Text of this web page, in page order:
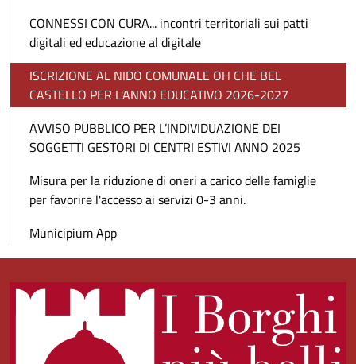
CONNESSI CON CURA... incontri territoriali sui patti
digitali ed educazione al digitale
ISCRIZIONE AL NIDO COMUNALE OH CHE BEL
CASTELLO PER L'ANNO EDUCATIVO 2026-2027
AVVISO PUBBLICO PER L’INDIVIDUAZIONE DEI
SOGGETTI GESTORI DI CENTRI ESTIVI ANNO 2025
Misura per la riduzione di oneri a carico delle famiglie
per favorire l'accesso ai servizi 0-3 anni.
Municipium App